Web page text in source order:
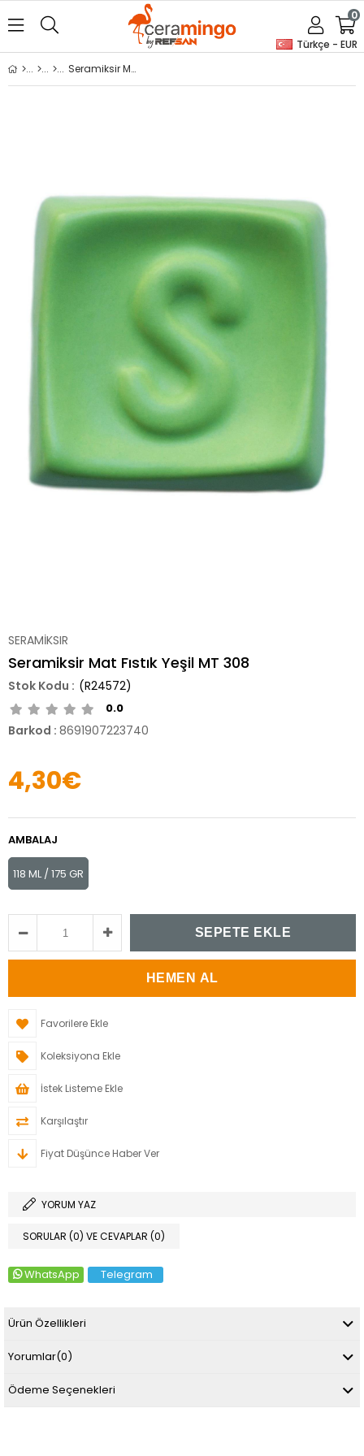
Türkçe - EUR
0
Seramiksir Mat Fıstık Yeşil MT 308
SERAMİKSIR
Seramiksir Mat Fıstık Yeşil MT 308
(R24572)
0.0
Barkod : 8691907223740
4,30€
AMBALAJ
118 ML / 175 GR
Favorilere Ekle
Koleksiyona Ekle
İstek Listeme Ekle
Karşılaştır
Fiyat Düşünce Haber Ver
YORUM YAZ
SORULAR (0) VE CEVAPLAR (0)
WhatsApp Telegram
Ürün Özellikleri
Yorumlar(0)
Ödeme Seçenekleri